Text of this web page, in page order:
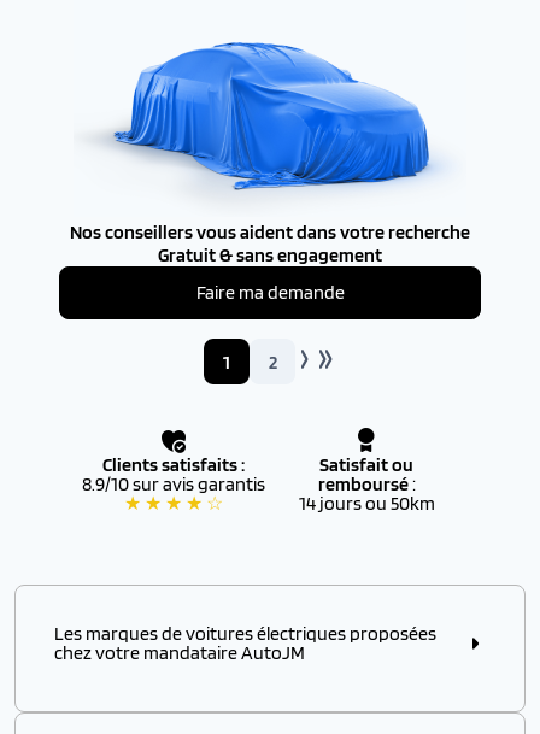
Nos conseillers vous aident dans votre recherche
Gratuit & sans engagement
Faire ma demande
1 2
Clients satisfaits :
8.9/10 sur avis garantis
★ ★ ★ ★ ☆
Satisfait ou
remboursé:
14 jours ou 50km
Les marques de voitures électriques proposées
chez votre mandataire AutoJM
Vous souhaitez apporter votre pierre à l’édifice en